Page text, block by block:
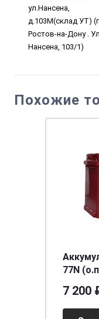
ул.Нансена,
д.103М(склад УТ)
Ростов-на-Дону .
Нансена, 103/1)
Похожие
77N
7 200